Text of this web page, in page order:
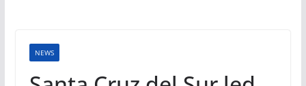
NEWS